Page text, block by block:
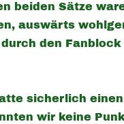
beiden Sätze
auswärts
den Fanblock
sicherlich
wir keine